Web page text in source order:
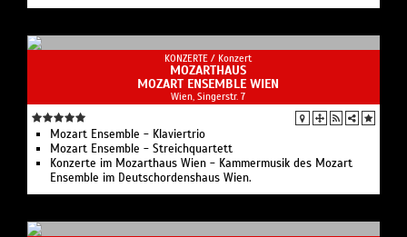
KONZERTE / Konzert
MOZARTHAUS
MOZART ENSEMBLE WIEN
Wien, Singerstr. 7
Mozart Ensemble - Klaviertrio
Mozart Ensemble - Streichquartett
Konzerte im Mozarthaus Wien - Kammermusik des Mozart
Ensemble im Deutschordenshaus Wien.